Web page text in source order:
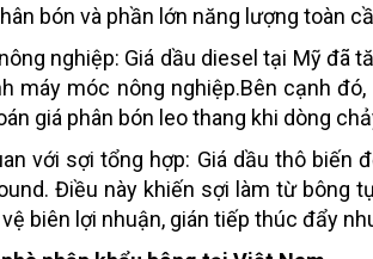
bón và phần lớn năng lượng toàn
nghiệp: Giá dầu diesel tại Mỹ đã
máy móc nông nghiệp.Bên cạnh
giá phân bón leo thang khi dòng
với sợi tổng hợp: Giá dầu thô
Điều này khiến sợi làm từ bông
biên lợi nhuận, gián tiếp thúc đẩy